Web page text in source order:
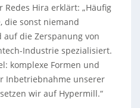
Redes Hira erklärt: „Häufig
die sonst niemand
die Zerspanung von
Industrie spezialisiert.
komplexe Formen und
Inbetriebnahme unserer
wir auf Hypermill.“